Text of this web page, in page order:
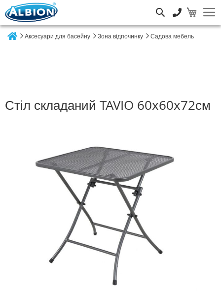
Аксесуари для басейну Зона відпочинку Садова мебель
Стіл складаний TAVIO 60x60x72см